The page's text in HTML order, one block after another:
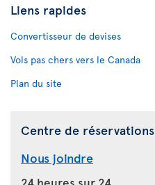
Liens rapides
Convertisseur de devises
Vols pas chers vers le Canada
Plan du site
Centre de réservations
Nous joindre